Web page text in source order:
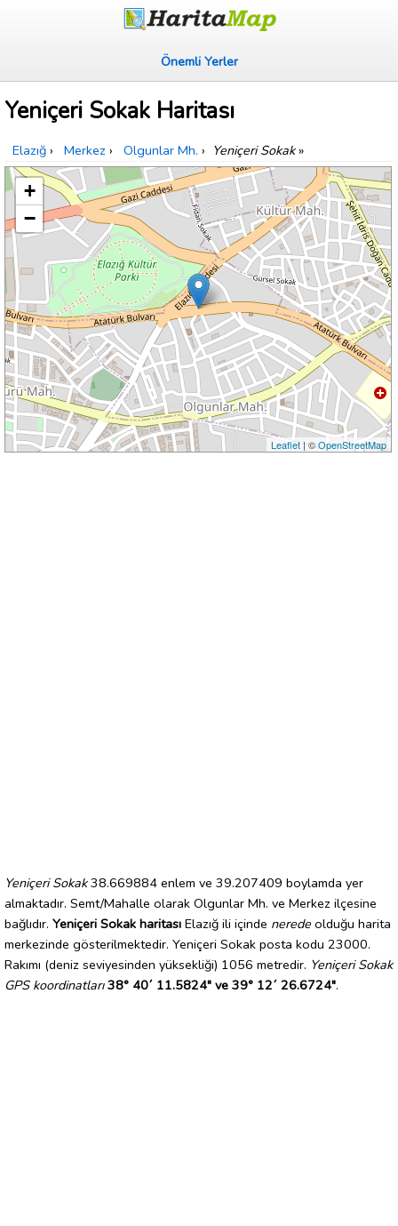
Önemli Yerler
Yeniçeri Sokak Haritası
Elazığ › Merkez › Olgunlar Mh. › Yeniçeri Sokak»
+
−
Leaflet| ©OpenStreetMap
Yeniçeri Sokak38.669884 enlem ve 39.207409 boylamda yer
almaktadır. Semt/Mahalle olarak Olgunlar Mh. ve Merkez ilçesine
bağlıdır. Yeniçeri Sokak haritası Elazığ ili içinde nerede olduğu harita
merkezinde gösterilmektedir. Yeniçeri Sokak posta kodu 23000.
Rakımı (deniz seviyesinden yüksekliği) 1056 metredir. Yeniçeri Sokak
GPS koordinatları 38° 40´ 11.5824" ve 39° 12´ 26.6724".